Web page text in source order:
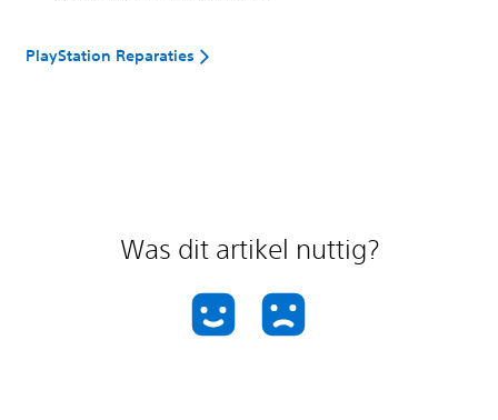
PlayStation Reparaties
Was dit artikel nuttig?